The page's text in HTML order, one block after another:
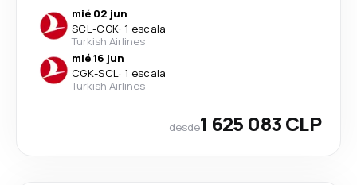
mié 02 jun
SCL-CGK· 1 escala
Turkish Airlines
mié 16 jun
CGK-SCL· 1 escala
Turkish Airlines
desde1 625 083 CLP